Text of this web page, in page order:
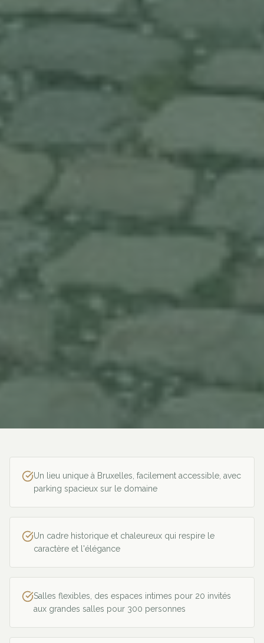
Un lieu unique à Bruxelles, facilement accessible, avec
parking spacieux sur le domaine
Un cadre historique et chaleureux qui respire le
caractère et l'élégance
Salles flexibles, des espaces intimes pour 20 invités
aux grandes salles pour 300 personnes